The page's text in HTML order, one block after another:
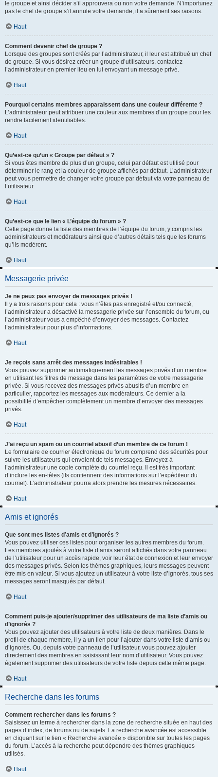
le groupe et ainsi décider s’il approuvera ou non votre demande. N’importunez
pas le chef de groupe s’il annule votre demande, il a sûrement ses raisons.
Haut
Comment devenir chef de groupe ?
Lorsque des groupes sont créés par l’administrateur, il leur est attribué un chef
de groupe. Si vous désirez créer un groupe d’utilisateurs, contactez
l’administrateur en premier lieu en lui envoyant un message privé.
Haut
Pourquoi certains membres apparaissent dans une couleur différente ?
L’administrateur peut attribuer une couleur aux membres d’un groupe pour les
rendre facilement identifiables.
Haut
Qu’est-ce qu’un « Groupe par défaut » ?
Si vous êtes membre de plus d’un groupe, celui par défaut est utilisé pour
déterminer le rang et la couleur de groupe affichés par défaut. L’administrateur
peut vous permettre de changer votre groupe par défaut via votre panneau de
l’utilisateur.
Haut
Qu’est-ce que le lien « L’équipe du forum » ?
Cette page donne la liste des membres de l’équipe du forum, y compris les
administrateurs et modérateurs ainsi que d’autres détails tels que les forums
qu’ils modèrent.
Haut
Messagerie privée
Je ne peux pas envoyer de messages privés !
Il y a trois raisons pour cela : vous n’êtes pas enregistré et/ou connecté,
l’administrateur a désactivé la messagerie privée sur l’ensemble du forum, ou
l’administrateur vous a empêché d’envoyer des messages. Contactez
l’administrateur pour plus d’informations.
Haut
Je reçois sans arrêt des messages indésirables !
Vous pouvez supprimer automatiquement les messages privés d’un membre
en utilisant les filtres de message dans les paramètres de votre messagerie
privée. Si vous recevez des messages privés abusifs d’un membre en
particulier, rapportez les messages aux modérateurs. Ce dernier a la
possibilité d’empêcher complètement un membre d’envoyer des messages
privés.
Haut
J’ai reçu un spam ou un courriel abusif d’un membre de ce forum !
Le formulaire de courrier électronique du forum comprend des sécurités pour
suivre les utilisateurs qui envoient de tels messages. Envoyez à
l’administrateur une copie complète du courriel reçu. Il est très important
d’inclure les en-têtes (ils contiennent des informations sur l’expéditeur du
courriel). L’administrateur pourra alors prendre les mesures nécessaires.
Haut
Amis et ignorés
Que sont mes listes d’amis et d’ignorés ?
Vous pouvez utiliser ces listes pour organiser les autres membres du forum.
Les membres ajoutés à votre liste d’amis seront affichés dans votre panneau
de l’utilisateur pour un accès rapide, voir leur état de connexion et leur envoyer
des messages privés. Selon les thèmes graphiques, leurs messages peuvent
être mis en valeur. Si vous ajoutez un utilisateur à votre liste d’ignorés, tous ses
messages seront masqués par défaut.
Haut
Comment puis-je ajouter/supprimer des utilisateurs de ma liste d’amis ou
d’ignorés ?
Vous pouvez ajouter des utilisateurs à votre liste de deux manières. Dans le
profil de chaque membre, il y a un lien pour l’ajouter dans votre liste d’amis ou
d’ignorés. Ou, depuis votre panneau de l’utilisateur, vous pouvez ajouter
directement des membres en saisissant leur nom d’utilisateur. Vous pouvez
également supprimer des utilisateurs de votre liste depuis cette même page.
Haut
Recherche dans les forums
Comment rechercher dans les forums ?
Saisissez un terme à rechercher dans la zone de recherche située en haut des
pages d’index, de forums ou de sujets. La recherche avancée est accessible
en cliquant sur le lien « Recherche avancée » disponible sur toutes les pages
du forum. L’accès à la recherche peut dépendre des thèmes graphiques
utilisés.
Haut